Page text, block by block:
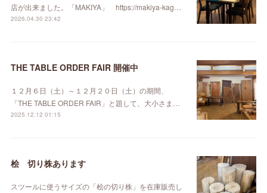
店が出来ました。「MAKIYA」 https://makiya-kag…
2026.04.30 23:42
THE TABLE ORDER FAIR 開催中
１２月６日（土）～１２月２０日（土）の期間、
「THE TABLE ORDER FAIR」と題して、大小さま…
2025.12.12 01:15
桧 切り株あります
スツールに使うサイズの「桧の切り株」を在庫販売し